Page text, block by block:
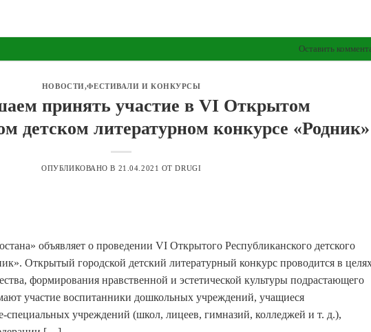
Оставить
НОВОСТИ,ФЕСТИВАЛИ И КОНКУРСЫ
принять участие в VI Открытом
детском литературном конкурсе «Родник»
ОПУБЛИКОВАНО В 21.04.2021 ОТDRUGI
объявляет о проведении VI Открытого Республиканского детского
Открытый городской детский литературный конкурс проводится в
формирования нравственной и эстетической культуры подрастающего
участие воспитанники дошкольных учреждений, учащиеся
специальных учреждений (школ, лицеев, гимназий, колледжей и т. д.),